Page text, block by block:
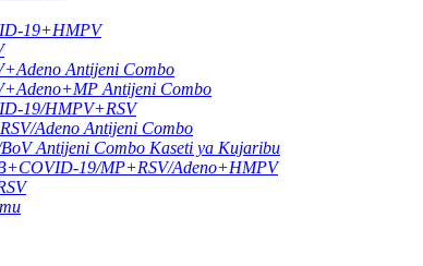
19+HMPV
Antijeni Combo
Antijeni Combo
19/HMPV+RSV
Adeno Antijeni Combo
Antijeni Combo Kaseti ya Kujaribu
19/MP+RSV/Adeno+HMPV